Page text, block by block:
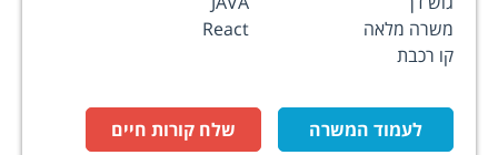
משרה מלאה
קו רכבת
React
לעמוד המשרה שלח קורות חיים